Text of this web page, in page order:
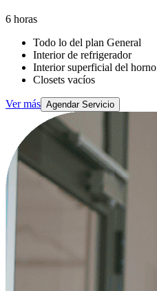
6 horas
Todo lo del plan General
Interior de refrigerador
Interior superficial del horno
Closets vacíos
Ver más Agendar Servicio